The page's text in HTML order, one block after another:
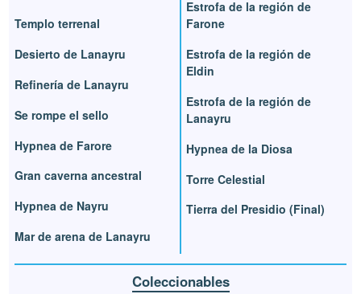
Templo terrenal
Desierto de Lanayru
Refinería de Lanayru
Se rompe el sello
Hypnea de Farore
Gran caverna ancestral
Hypnea de Nayru
Mar de arena de Lanayru
Estrofa de la región de
Farone
Estrofa de la región de
Eldin
Estrofa de la región de
Lanayru
Hypnea de la Diosa
Torre Celestial
Tierra del Presidio (Final)
Coleccionables